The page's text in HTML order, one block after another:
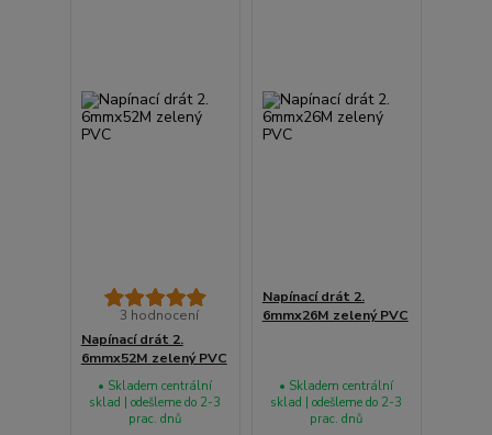
3 hodnocení
Napínací drát 2.
6mmx52M zelený PVC
• Skladem centrální
sklad | odešleme do 2-3
prac. dnů
Napínací drát 2.
6mmx26M zelený PVC
• Skladem centrální
sklad | odešleme do 2-3
prac. dnů